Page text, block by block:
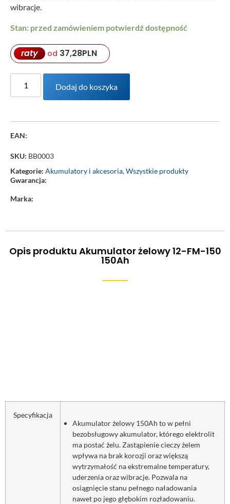
wibracje.
Stan: przed zamówieniem potwierdź dostępność
raty od 37,28PLN
Dodaj do koszyka
EAN:
SKU: BB0003
Kategorie: Akumulatory i akcesoria,Wszystkie produkty
Gwarancja:
Marka:
Opis produktu Akumulator żelowy 12-FM-150
150Ah
Specyfikacja
Akumulator żelowy 150Ah to w pełni
bezobsługowy akumulator, którego elektrolit
ma postać żelu. Zastąpienie cieczy żelem
wpływa na brak korozji oraz większą
wytrzymałość na ekstremalne temperatury,
uderzenia oraz wibracje. Pozwala na
osiągnięcie stanu pełnego naładowania
nawet po jego głębokim rozładowaniu.